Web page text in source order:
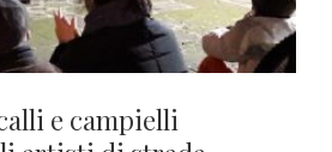
e campielli